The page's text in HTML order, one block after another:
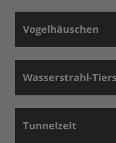
Vogelhäuschen
Wasserstrahl-
Tunnelzelt